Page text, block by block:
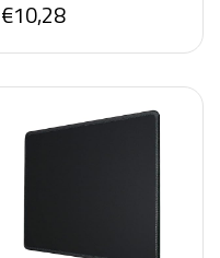
Gaming Mousepad
€10,28